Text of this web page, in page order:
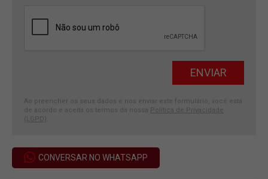
Ao preencher os seus dados e nos enviar este formulário, você está
de acordo e aceita os termos da nossa Política de Privacidade
(LGPD)
CONVERSAR NO WHATSAPP